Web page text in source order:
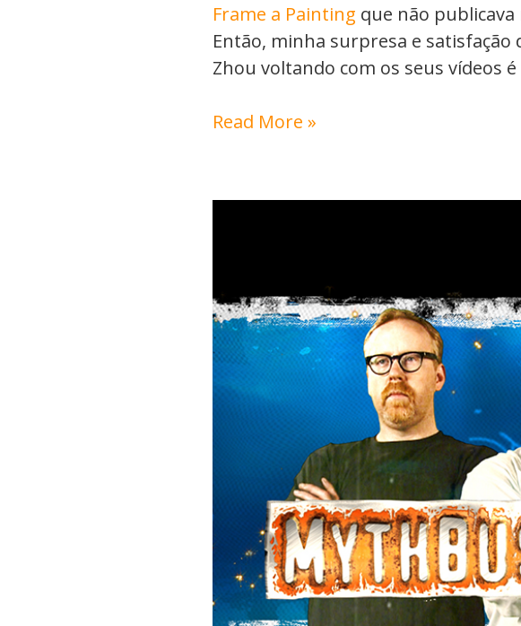
Frame a Painting que não publicava
Então, minha surpresa e satisfação
Zhou voltando com os seus vídeos é
Read More »